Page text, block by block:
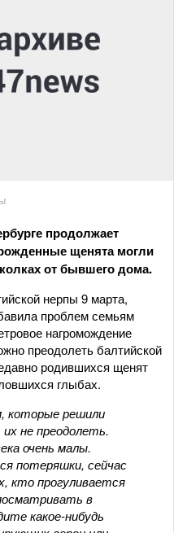
продолжает
щенята могли
от бывшего дома.
нерпы 9 марта,
проблем семьям
нагромождение
преодолеть балтийской
родившихся щенят
глыбах.
которые решили
не преодолеть.
очень малы.
потеряшки, сейчас
кто прогуливается
в
какое-нибудь